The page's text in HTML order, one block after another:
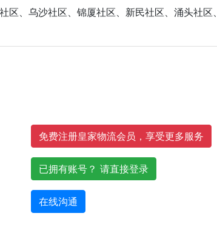
区、乌沙社区、锦厦社区、新民社区、涌头社区、
免费注册皇家物流会员，享受更多服务
已拥有账号？ 请直接登录
在线沟通